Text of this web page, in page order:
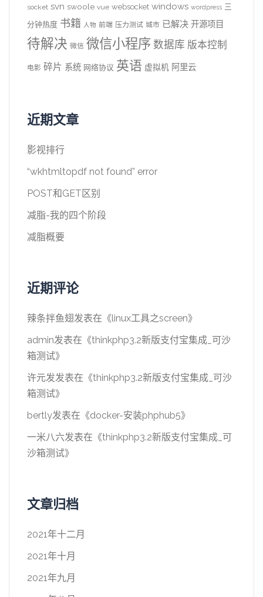
socket svn swoole vue websocket windows wordpress 三
分钟热度 书籍 人物 前端 压力测试 城市 已解决 开源项目
待解决 微信 微信小程序 数据库 版本控制
电影 碎片 系统 网络协议 英语 虚拟机 阿里云
近期文章
影视排行
“wkhtmltopdf not found” error
POST和GET区别
减脂-我的四个阶段
减脂概要
近期评论
辣条拌鱼翅发表在《linux工具之screen》
admin发表在《thinkphp3.2新版支付宝集成_可沙
箱测试》
许元发发表在《thinkphp3.2新版支付宝集成_可沙
箱测试》
bertly发表在《docker-安装phphub5》
一米八六发表在《thinkphp3.2新版支付宝集成_可
沙箱测试》
文章归档
2021年十二月
2021年十月
2021年九月